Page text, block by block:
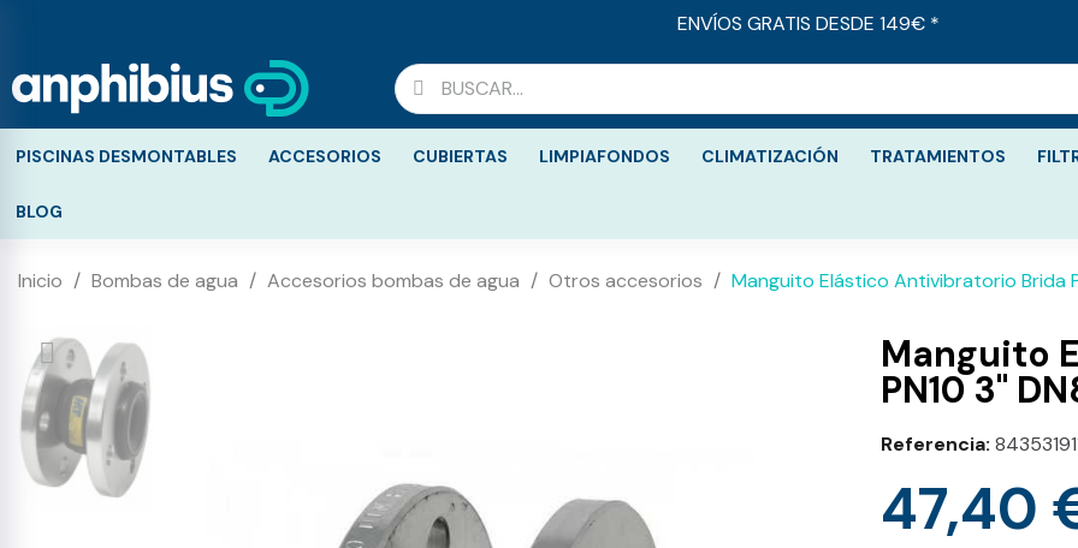
ENVÍOS GRATIS DESDE 149€ *
PISCINAS DESMONTABLES ACCESORIOS CUBIERTAS LIMPIAFONDOS CLIMATIZACIÓN TRATAMIENTOS
BLOG
Inicio Bombas de agua Accesorios bombas de agua Otros accesorios Manguito Elástico Antivibratorio Brida
Manguito
PN10 3"
Referencia
47,40